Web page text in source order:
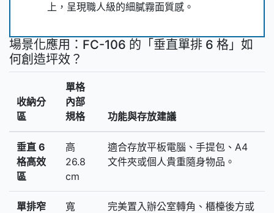
上，呈現職人級的細膩霧面質感。
場景化應用：FC-106 的「垂直單排 6 格」如
何創造坪效？
收納分
區
單格
內部
規格
功能與存放建議
垂直 6
格高效
區
高
26.8
cm
適合存放平板電腦、手提包、A4
文件夾或個人貴重隨身物品。
單排窄
寬
完美置入辦公室轉角、櫃檯後方或